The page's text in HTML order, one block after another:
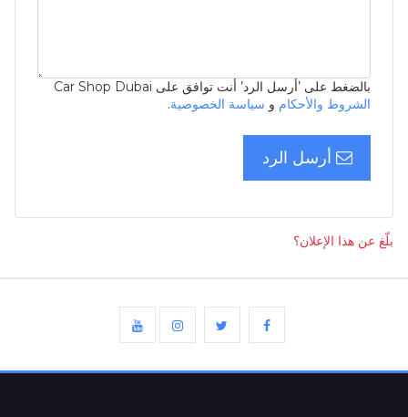
بالضغط على ’أرسل الرد’ أنت توافق على Car Shop Dubai
الشروط والأحكام و سياسة الخصوصية.
أرسل الرد
بلّغ عن هذا الإعلان؟